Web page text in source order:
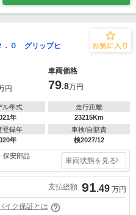
．０ グリップヒ
車両価格
円 79.8万円
ル年式
年
走行距離
23215Km
登録年
年
車検/自賠責
検2027/12
保安部品
車両状態を見る
支払総額 91.49 万円
イク保証とは